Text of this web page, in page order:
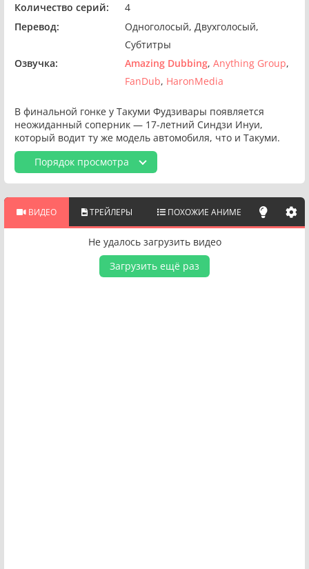
Количество серий:
4
Перевод:
Одноголосый Двухголосый
Субтитры
Озвучка:
Amazing Dubbing Anything Group
FanDub HaronMedia
В финальной гонке у Такуми Фудзивары появляется
неожиданный соперник — 17-летний Синдзи Инуи,
который водит ту же модель автомобиля, что и Такуми.
Порядок просмотра
ВИДЕО ТРЕЙЛЕРЫ ПОХОЖИЕ АНИМЕ
Не удалось загрузить видео
Загрузить ещё раз